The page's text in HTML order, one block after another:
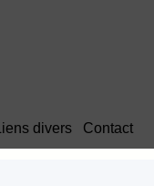
Liens divers Contact